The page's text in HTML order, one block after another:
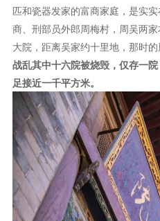
匹和瓷器发家的富商家庭，是实
商、刑部员外郎周梅村，周吴两
大院，距离吴家约十里地，那时的
战乱其中十六院被烧毁，仅存一院
足接近一千平方米。